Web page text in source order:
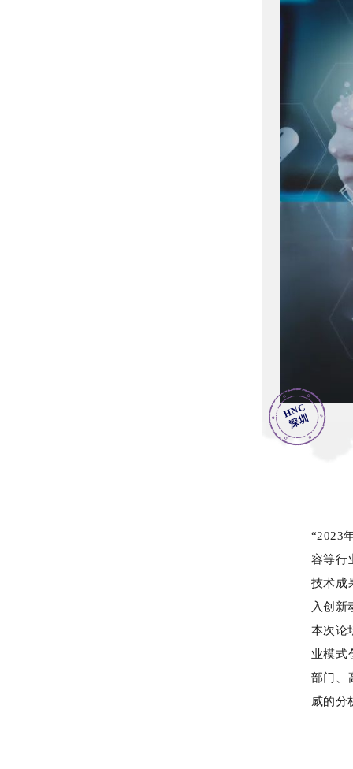
HNC
深圳
“2023
容等行
技术成
入创新
本次论
业模式
部门、
威的分